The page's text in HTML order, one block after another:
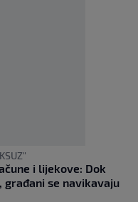
i lijekove: Dok
građani se navikavaju